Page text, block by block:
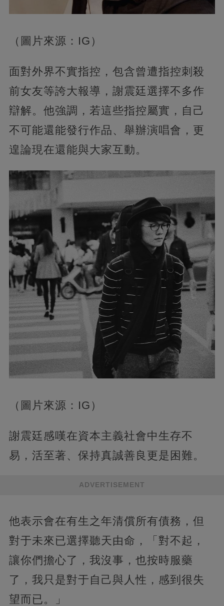
（圖片來源：IG）
面對外界不實指控，包含曾遭指控刺殺
前女友等誇大報導，謝震廷選擇不多作
辯解。他強調，若這些指控屬實，自己
不可能還能發行作品、舉辦演唱會，更
遑論現在還能與大家互動。
（圖片來源：IG）
謝震廷感嘆在資本主義社會中生存不
易，活至著、保持真誠善良更是困難。
ADVERTISEMENT
他表示會在有生之年清償所有債務，但
對于未來已選擇聽天由命，「對不起，
讓你們擔心了，我沒事，也按時服藥
了，我只是對于自己與人性，感到很失
望而已。」